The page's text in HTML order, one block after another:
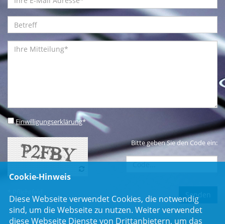
Einwilligungserklärung*
Bitte geben Sie den Code ein:
Cookie-Hinweis
Diese Webseite verwendet Cookies, die notwendig
sind, um die Webseite zu nutzen. Weiter verwendet
diese Webseite Dienste von Drittanbietern, um das